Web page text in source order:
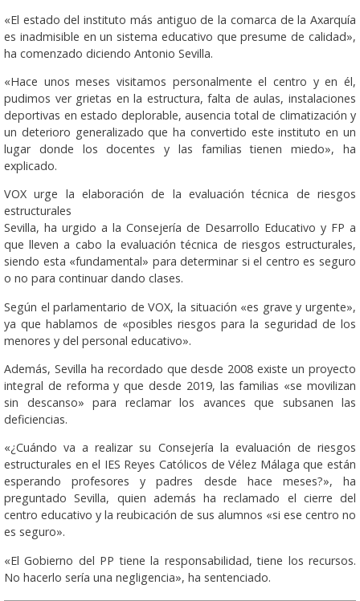
«El estado del instituto más antiguo de la comarca de la Axarquía
es inadmisible en un sistema educativo que presume de calidad»,
ha comenzado diciendo Antonio Sevilla.
«Hace unos meses visitamos personalmente el centro y en él,
pudimos ver grietas en la estructura, falta de aulas, instalaciones
deportivas en estado deplorable, ausencia total de climatización y
un deterioro generalizado que ha convertido este instituto en un
lugar donde los docentes y las familias tienen miedo», ha
explicado.
VOX urge la elaboración de la evaluación técnica de riesgos
estructurales
Sevilla, ha urgido a la Consejería de Desarrollo Educativo y FP a
que lleven a cabo la evaluación técnica de riesgos estructurales,
siendo esta «fundamental» para determinar si el centro es seguro
o no para continuar dando clases.
Según el parlamentario de VOX, la situación «es grave y urgente»,
ya que hablamos de «posibles riesgos para la seguridad de los
menores y del personal educativo».
Además, Sevilla ha recordado que desde 2008 existe un proyecto
integral de reforma y que desde 2019, las familias «se movilizan
sin descanso» para reclamar los avances que subsanen las
deficiencias.
«¿Cuándo va a realizar su Consejería la evaluación de riesgos
estructurales en el IES Reyes Católicos de Vélez Málaga que están
esperando profesores y padres desde hace meses?», ha
preguntado Sevilla, quien además ha reclamado el cierre del
centro educativo y la reubicación de sus alumnos «si ese centro no
es seguro».
«El Gobierno del PP tiene la responsabilidad, tiene los recursos.
No hacerlo sería una negligencia», ha sentenciado.